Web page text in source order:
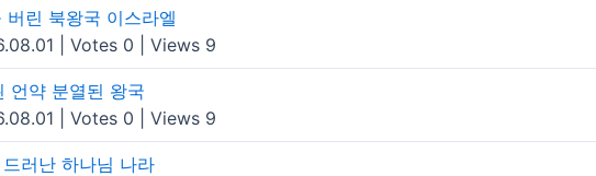
버린 북왕국 이스라엘
Votes 0 Views 9
언약 분열된 왕국
Votes 0 Views 9
러난 하나님 나라